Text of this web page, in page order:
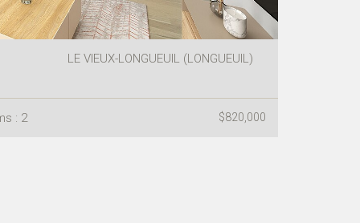
LE VIEUX-LONGUEUIL (LONGUEUIL)
: 2 $820,000